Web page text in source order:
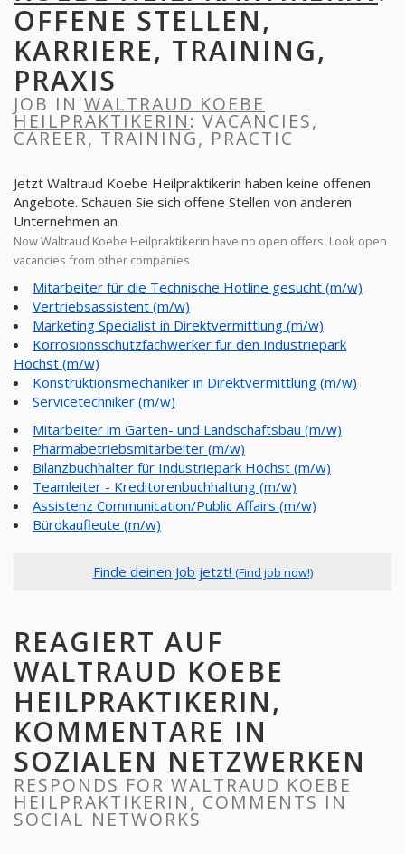
OFFENE STELLEN,
KARRIERE, TRAINING,
PRAXIS
JOB IN WALTRAUD KOEBE
HEILPRAKTIKERIN: VACANCIES,
CAREER, TRAINING, PRACTIC
Jetzt Waltraud Koebe Heilpraktikerin haben keine offenen
Angebote. Schauen Sie sich offene Stellen von anderen
Unternehmen an
Now Waltraud Koebe Heilpraktikerin have no open offers. Look open
vacancies from other companies
Mitarbeiter für die Technische Hotline gesucht (m/w)
Vertriebsassistent (m/w)
Marketing Specialist in Direktvermittlung (m/w)
Korrosionsschutzfachwerker für den Industriepark
Höchst (m/w)
Konstruktionsmechaniker in Direktvermittlung (m/w)
Servicetechniker (m/w)
Mitarbeiter im Garten- und Landschaftsbau (m/w)
Pharmabetriebsmitarbeiter (m/w)
Bilanzbuchhalter für Industriepark Höchst (m/w)
Teamleiter - Kreditorenbuchhaltung (m/w)
Assistenz Communication/Public Affairs (m/w)
Bürokaufleute (m/w)
Finde deinen Job jetzt! (Find job now!)
REAGIERT AUF
WALTRAUD KOEBE
HEILPRAKTIKERIN,
KOMMENTARE IN
SOZIALEN NETZWERKEN
RESPONDS FOR WALTRAUD KOEBE
HEILPRAKTIKERIN, COMMENTS IN
SOCIAL NETWORKS